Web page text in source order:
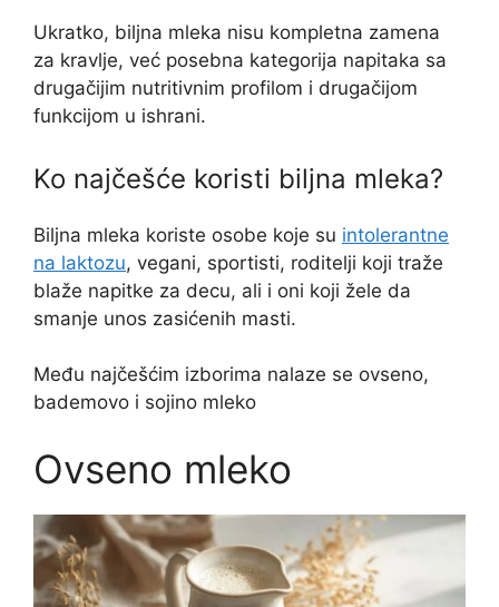
Ukratko, biljna mleka nisu kompletna zamena
za kravlje, već posebna kategorija napitaka sa
drugačijim nutritivnim profilom i drugačijom
funkcijom u ishrani.
Ko najčešće koristi biljna mleka?
Biljna mleka koriste osobe koje su intolerantne
na laktozu, vegani, sportisti, roditelji koji traže
blaže napitke za decu, ali i oni koji žele da
smanje unos zasićenih masti.
Među najčešćim izborima nalaze se ovseno,
bademovo i sojino mleko
Ovseno mleko